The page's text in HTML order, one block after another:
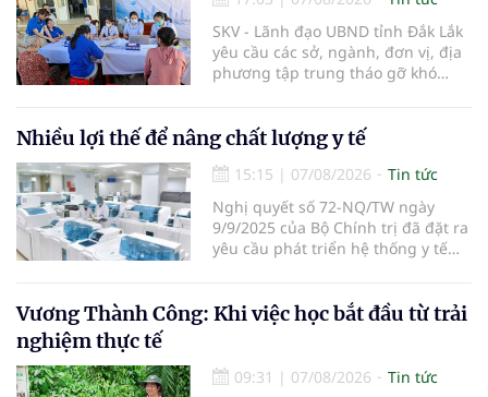
chất lượng, hiệu quả và giá hợp lý.
SKV - Lãnh đạo UBND tỉnh Đắk Lắk
yêu cầu các sở, ngành, đơn vị, địa
phương tập trung tháo gỡ khó
sàng lọc cho 100% người dân trên
địa bàn tỉnh trong tháng 10/2026.
Nhiều lợi thế để nâng chất lượng y tế
15:15 | 07/08/2026
Tin tức
Nghị quyết số 72-NQ/TW ngày
9/9/2025 của Bộ Chính trị đã đặt ra
yêu cầu phát triển hệ thống y tế
Vương Thành Công: Khi việc học bắt đầu từ trải
nghiệm thực tế
09:31 | 07/08/2026
Tin tức